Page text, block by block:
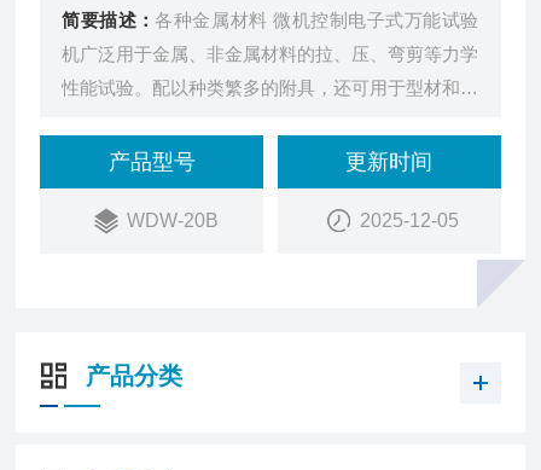
简要描述：各种金属材料 微机控制电子式万能试验
机广泛用于金属、非金属材料的拉、压、弯剪等力学
性能试验。配以种类繁多的附具，还可用于型材和构
绳、带、丝、橡胶、塑料等材料试验领域，同样具有
非常广泛的应用前景。适用于质量监督、教学科研、
航空航天、钢铁冶金、汽车、建工建材等试验领域。
产品型号
WDW-20B
更新时间
2025-12-05
产品分类